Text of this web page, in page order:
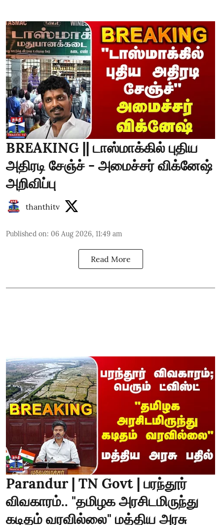
BREAKING || டாஸ்மாக்கில் புதிய
அதிரடி சேஞ்ச் - அமைச்சர் விக்னேஷ்
அறிவிப்பு
thanthitv
Published on: 06 Aug 2026, 11:49 am
Read More
Parandur | TN Govt | பரந்தூர்
விவகாரம்.. "தமிழக அரசிடமிருந்து
கடிதம் வரவில்லை" மத்திய அரசு